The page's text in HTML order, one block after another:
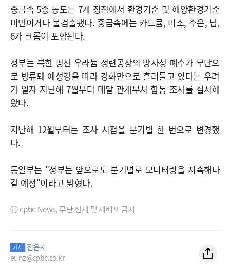
중금속 5종 농도는 7개 정점에서 환경기준 및 해양환경기준
미만이거나 불검출됐다. 중금속에는 카드뮴, 비소, 수은, 납,
6가 크롬이 포함된다.
정부는 북한 평산 우라늄 정련공장의 방사성 폐수가 무단으
로 방류돼 예성강을 따라 강화만으로 흘러들고 있다는 우려
가 일자 지난해 7월부터 매달 관계부처 합동 조사를 실시해
왔다.
지난해 12월부터는 조사 시점을 분기별 한 번으로 변경했
다.
통일부는 "정부는 앞으로도 분기별로 모니터링을 지속해나
갈 예정"이라고 밝혔다.
ⓒ cpbc News, 무단 전재 및 재배포 금지
기자 전은지
eunz@cpbc.co.kr